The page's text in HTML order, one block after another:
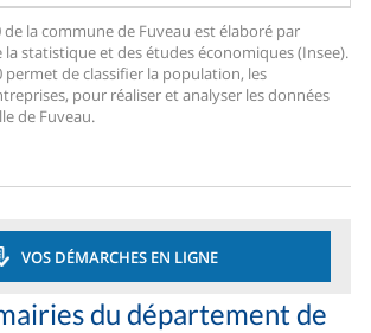
de la commune de Fuveau est élaboré par
statistique et des études économiques (Insee).
permet de classifier la population, les
pour réaliser et analyser les données
de Fuveau.
VOS DÉMARCHES EN LIGNE
du département de